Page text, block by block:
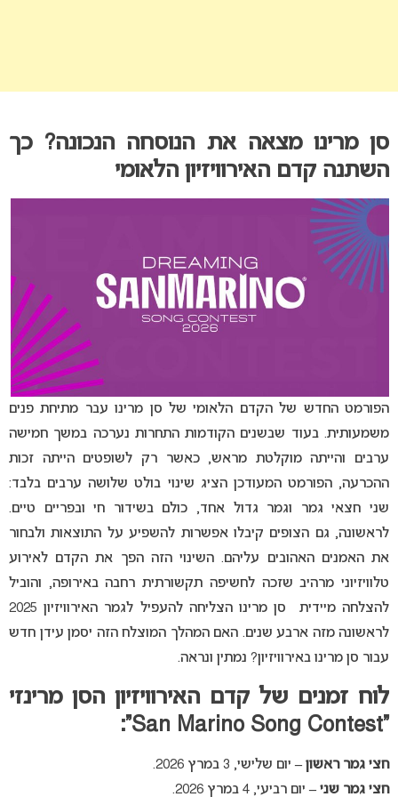
סן מרינו מצאה את הנוסחה הנכונה? כך
השתנה קדם האירוויזיון הלאומי
הפורמט החדש של הקדם הלאומי של סן מרינו עבר מתיחת פנים
משמעותית. בעוד שבשנים הקודמות התחרות נערכה במשך חמישה
ערבים והייתה מוקלטת מראש, כאשר רק לשופטים הייתה זכות
ההכרעה, הפורמט המעודכן הציג שינוי בולט שלושה ערבים בלבד:
שני חצאי גמר וגמר גדול אחד, כולם בשידור חי ובפריים טיים.
לראשונה, גם הצופים קיבלו אפשרות להשפיע על התוצאות ולבחור
את האמנים האהובים עליהם. השינוי הזה הפך את הקדם לאירוע
טלוויזיוני מרהיב שזכה לחשיפה תקשורתית רחבה באירופה, והוביל
להצלחה מיידית סן מרינו הצליחה להעפיל לגמר האירוויזיון 2025
לראשונה מזה ארבע שנים. האם המהלך המוצלח הזה יסמן עידן חדש
עבור סן מרינו באירוויזיון? נמתין ונראה.
לוח זמנים של קדם האירוויזיון הסן מרינזי
“San Marino Song Contest”:
חצי גמר ראשון – יום שלישי, 3 במרץ 2026.
חצי גמר שני – יום רביעי, 4 במרץ 2026.